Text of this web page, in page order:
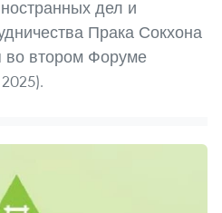
дел и
Прака Сокхона
во втором Форуме